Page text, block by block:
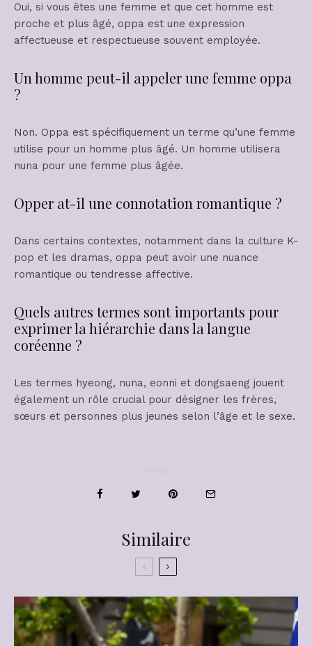
Oui, si vous êtes une femme et que cet homme est
proche et plus âgé, oppa est une expression
affectueuse et respectueuse souvent employée.
Un homme peut-il appeler une femme oppa
?
Non. Oppa est spécifiquement un terme qu’une femme
utilise pour un homme plus âgé. Un homme utilisera
nuna pour une femme plus âgée.
Opper at-il une connotation romantique ?
Dans certains contextes, notamment dans la culture K-
pop et les dramas, oppa peut avoir une nuance
romantique ou tendresse affective.
Quels autres termes sont importants pour
exprimer la hiérarchie dans la langue
coréenne ?
Les termes hyeong, nuna, eonni et dongsaeng jouent
également un rôle crucial pour désigner les frères,
sœurs et personnes plus jeunes selon l’âge et le sexe.
Similaire